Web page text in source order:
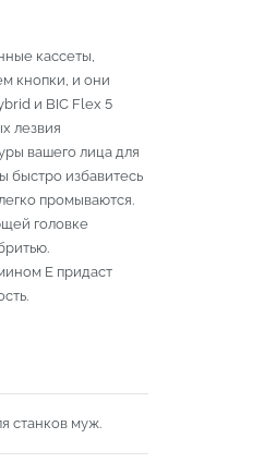
кассеты,
кнопки, и они
и BIC Flex 5
лезвия
вашего лица для
быстро избавитесь
промываются.
головке
Е придаст
станков муж.